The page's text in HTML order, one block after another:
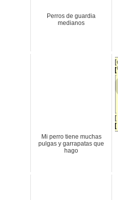
Perros de guardia
medianos
Mi perro tiene muchas
pulgas y garrapatas que
hago